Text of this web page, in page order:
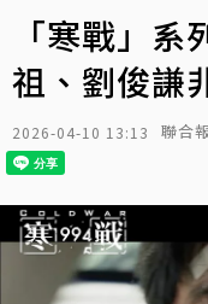
「寒戰」
祖、劉俊謙
2026-04-10 13:13 聯合